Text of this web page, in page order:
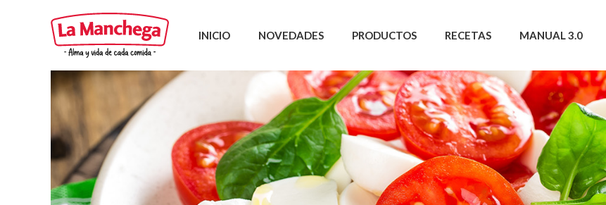
INICIO NOVEDADES PRODUCTOS RECETAS MANUAL 3.0